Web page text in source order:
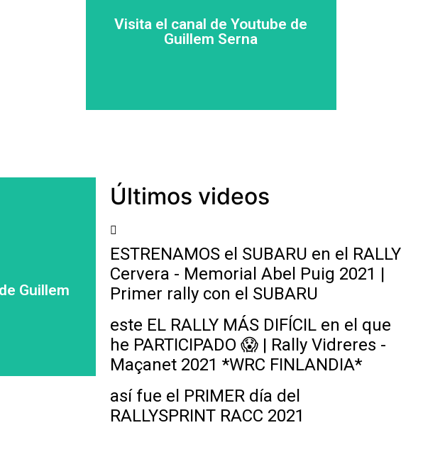
Visita el canal de Youtube de
Guillem Serna
Visita el canal de Youtube de
Guillem Serna
Guillem
Últimos videos
ESTRENAMOS el SUBARU en el RALLY
Cervera - Memorial Abel Puig 2021 |
Primer rally con el SUBARU
este EL RALLY MÁS DIFÍCIL en el que
he PARTICIPADO 😱 | Rally Vidreres -
Maçanet 2021 *WRC FINLANDIA*
así fue el PRIMER día del
RALLYSPRINT RACC 2021